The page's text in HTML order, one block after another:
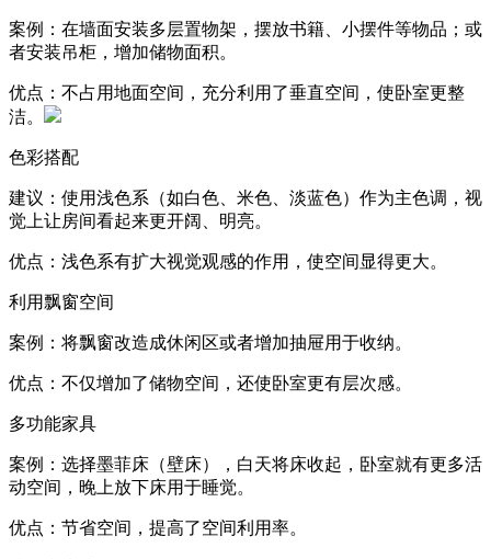
案例：在墙面安装多层置物架，摆放书籍、小摆件等物品；或
者安装吊柜，增加储物面积。
优点：不占用地面空间，充分利用了垂直空间，使卧室更整
洁。
色彩搭配
建议：使用浅色系（如白色、米色、淡蓝色）作为主色调，视
觉上让房间看起来更开阔、明亮。
优点：浅色系有扩大视觉观感的作用，使空间显得更大。
利用飘窗空间
案例：将飘窗改造成休闲区或者增加抽屉用于收纳。
优点：不仅增加了储物空间，还使卧室更有层次感。
多功能家具
案例：选择墨菲床（壁床），白天将床收起，卧室就有更多活
动空间，晚上放下床用于睡觉。
优点：节省空间，提高了空间利用率。